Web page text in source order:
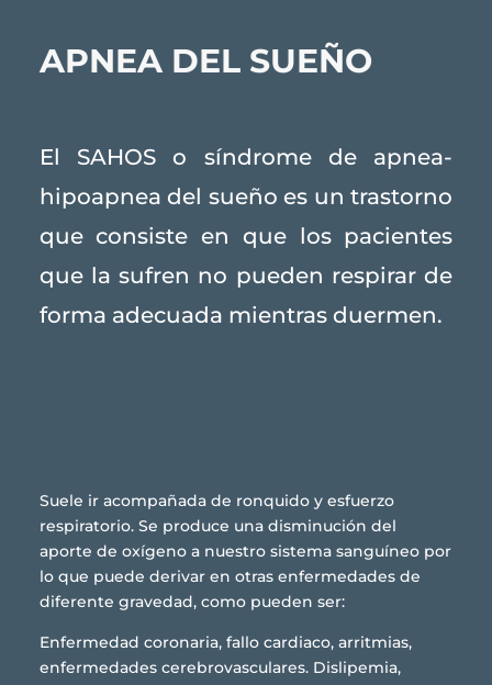
APNEA DEL SUEÑO
El SAHOS o síndrome de apnea-
hipoapnea del sueño es un trastorno
que consiste en que los pacientes
que la sufren no pueden respirar de
forma adecuada mientras duermen.
Suele ir acompañada de ronquido y esfuerzo
respiratorio. Se produce una disminución del
aporte de oxígeno a nuestro sistema sanguíneo por
lo que puede derivar en otras enfermedades de
diferente gravedad, como pueden ser:
Enfermedad coronaria, fallo cardiaco, arritmias,
enfermedades cerebrovasculares. Dislipemia,